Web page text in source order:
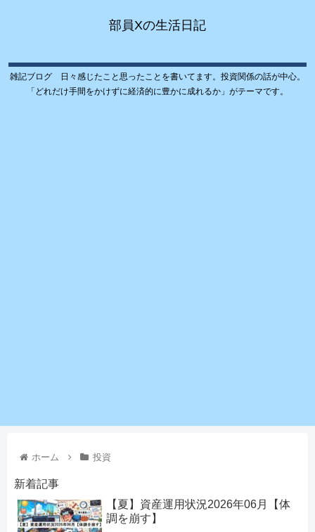
部員Xの生活日記
雑記ブログ 日々感じたこと思ったことを書いてます。投資関係の話が中心。
「どれだけ手間をかけずに経済的に豊かに成れるか」がテーマです。
ホーム 投資
新着記事
【夏】資産運用状況2026年06月【体
調を崩す】